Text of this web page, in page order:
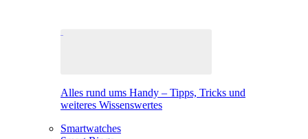
Alles rund ums Handy – Tipps, Tricks und
weiteres Wissenswertes
Smartwatches